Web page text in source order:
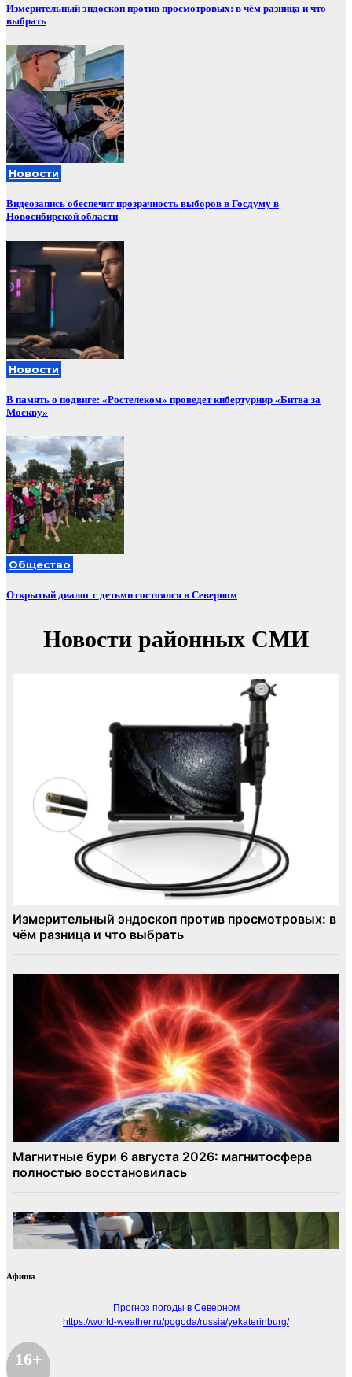
Измерительный эндоскоп против просмотровых: в чём разница и что
выбрать
Новости
Видеозапись обеспечит прозрачность выборов в Госдуму в
Новосибирской области
Новости
В память о подвиге: «Ростелеком» проведет кибертурнир «Битва за
Москву»
Общество
Открытый диалог с детьми состоялся в Северном
Афиша
Прогноз погоды в Северном
https://world-weather.ru/pogoda/russia/yekaterinburg/
16+